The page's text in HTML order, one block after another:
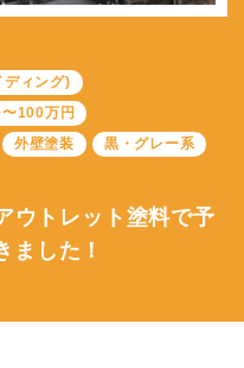
ディング)
100万円
外壁塗装
黒・グレー系
トレット塗料で予
ました！